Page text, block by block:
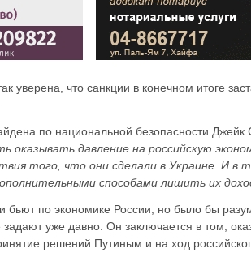
уверена, что санкции в конечном итоге
по национальной безопасности Джейк
оказывать давление на российскую
того, что они сделали в Украине. И в
способами лишить их
бьют по экономике России; но было бы
уже давно. Он заключается в том,
решений Путиным и на ход